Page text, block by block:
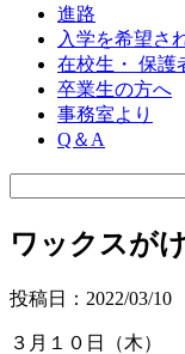
進路
入学を希望さ
在校生・ 保護
卒業生の方へ
事務室より
Q＆A
ワックスがけ
投稿日：2022/03/10
３月１０日（木）